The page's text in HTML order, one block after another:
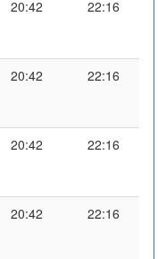
20:42 22:16
20:42 22:16
20:42 22:16
20:42 22:16